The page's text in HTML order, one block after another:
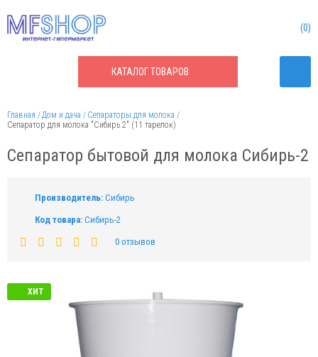
КАТАЛОГТОВАРОВ
0
Главная Дом и дача
Сепараторы для молока
Сепаратор для молока "Сибирь 2" (11 тарелок)
Сепаратор бытовой для молока Сибирь-2
Производитель: Сибирь
Код товара: Сибирь-2
0 отзывов
ХИТ